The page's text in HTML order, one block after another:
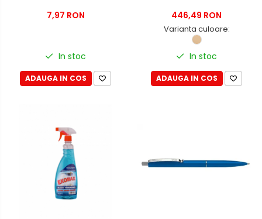
7,97 RON
In stoc
ADAUGA IN COS
446,49 RON
Varianta culoare:
In stoc
ADAUGA IN COS